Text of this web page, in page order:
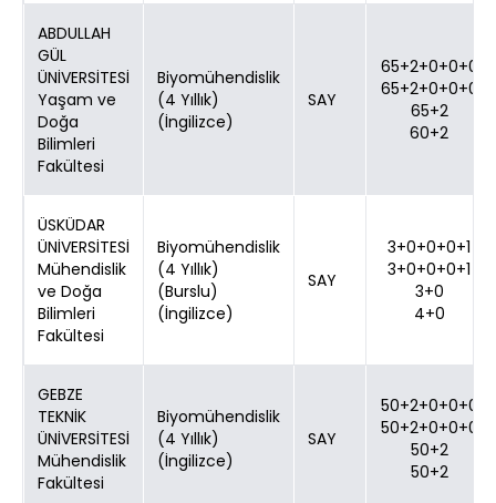
ABDULLAH
GÜL
ÜNİVERSİTESİ
Yaşam ve
Doğa
Bilimleri
Fakültesi
Biyomühendislik
(4 Yıllık)
(İngilizce)
SAY
65+2+0+0+0
65+2+0+0+0
65+2
60+2
ÜSKÜDAR
ÜNİVERSİTESİ
Mühendislik
ve Doğa
Bilimleri
Fakültesi
Biyomühendislik
(4 Yıllık)
(Burslu)
(İngilizce)
SAY
3+0+0+0+1
3+0+0+0+1
3+0
4+0
GEBZE
TEKNİK
ÜNİVERSİTESİ
Mühendislik
Fakültesi
Biyomühendislik
(4 Yıllık)
(İngilizce)
SAY
50+2+0+0+0
50+2+0+0+0
50+2
50+2